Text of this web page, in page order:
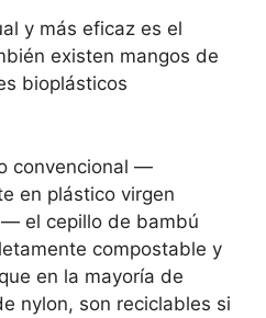
y más eficaz es el
existen mangos de
bioplásticos
convencional —
en plástico virgen
el cepillo de bambú
compostable y
en la mayoría de
nylon, son reciclables si